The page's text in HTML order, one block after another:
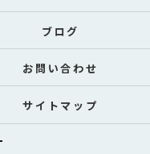
ブログ
お問い合わせ
サイトマップ